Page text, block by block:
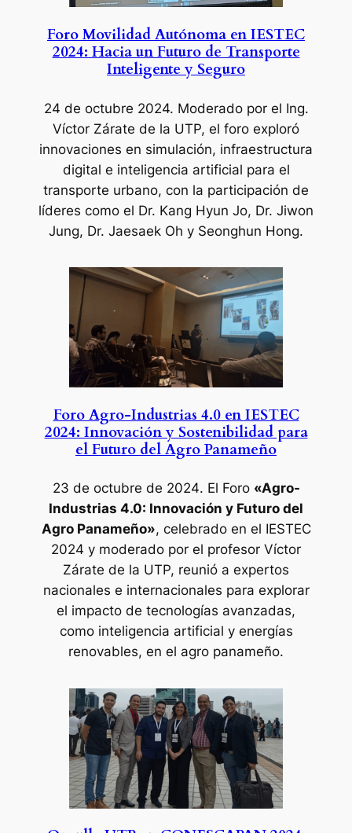
Foro Movilidad Autónoma en IESTEC
2024: Hacia un Futuro de Transporte
Inteligente y Seguro
24 de octubre 2024. Moderado por el Ing.
Víctor Zárate de la UTP, el foro exploró
innovaciones en simulación, infraestructura
digital e inteligencia artificial para el
transporte urbano, con la participación de
líderes como el Dr. Kang Hyun Jo, Dr. Jiwon
Jung, Dr. Jaesaek Oh y Seonghun Hong.
Foro Agro-Industrias 4.0 en IESTEC
2024: Innovación y Sostenibilidad para
el Futuro del Agro Panameño
23 de octubre de 2024. El Foro «Agro-
Industrias 4.0: Innovación y Futuro del
Agro Panameño», celebrado en el IESTEC
2024 y moderado por el profesor Víctor
Zárate de la UTP, reunió a expertos
nacionales e internacionales para explorar
el impacto de tecnologías avanzadas,
como inteligencia artificial y energías
renovables, en el agro panameño.